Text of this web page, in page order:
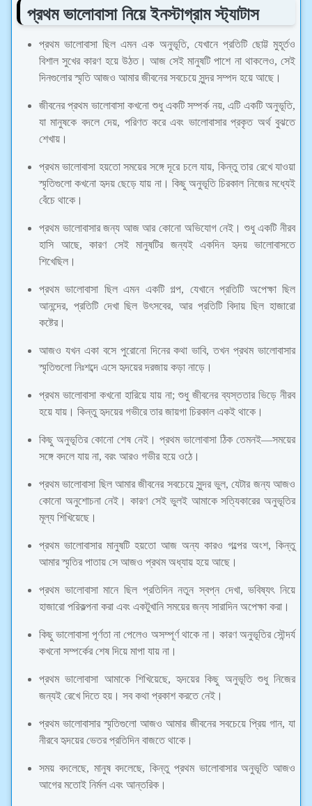
প্রথম ভালোবাসা নিয়ে ইনস্টাগ্রাম স্ট্যাটাস
প্রথম ভালোবাসা ছিল এমন এক অনুভূতি, যেখানে প্রতিটি ছোট্ট মুহূর্তও
বিশাল সুখের কারণ হয়ে উঠত। আজ সেই মানুষটি পাশে না থাকলেও, সেই
দিনগুলোর স্মৃতি আজও আমার জীবনের সবচেয়ে সুন্দর সম্পদ হয়ে আছে।
জীবনের প্রথম ভালোবাসা কখনো শুধু একটি সম্পর্ক নয়, এটি একটি অনুভূতি,
যা মানুষকে বদলে দেয়, পরিণত করে এবং ভালোবাসার প্রকৃত অর্থ বুঝতে
শেখায়।
প্রথম ভালোবাসা হয়তো সময়ের সঙ্গে দূরে চলে যায়, কিন্তু তার রেখে যাওয়া
স্মৃতিগুলো কখনো হৃদয় ছেড়ে যায় না। কিছু অনুভূতি চিরকাল নিজের মধ্যেই
বেঁচে থাকে।
প্রথম ভালোবাসার জন্য আজ আর কোনো অভিযোগ নেই। শুধু একটি নীরব
হাসি আছে, কারণ সেই মানুষটির জন্যই একদিন হৃদয় ভালোবাসতে
শিখেছিল।
প্রথম ভালোবাসা ছিল এমন একটি গল্প, যেখানে প্রতিটি অপেক্ষা ছিল
আনন্দের, প্রতিটি দেখা ছিল উৎসবের, আর প্রতিটি বিদায় ছিল হাজারো
কষ্টের।
আজও যখন একা বসে পুরোনো দিনের কথা ভাবি, তখন প্রথম ভালোবাসার
স্মৃতিগুলো নিঃশব্দে এসে হৃদয়ের দরজায় কড়া নাড়ে।
প্রথম ভালোবাসা কখনো হারিয়ে যায় না; শুধু জীবনের ব্যস্ততার ভিড়ে নীরব
হয়ে যায়। কিন্তু হৃদয়ের গভীরে তার জায়গা চিরকাল একই থাকে।
কিছু অনুভূতির কোনো শেষ নেই। প্রথম ভালোবাসা ঠিক তেমনই—সময়ের
সঙ্গে বদলে যায় না, বরং আরও গভীর হয়ে ওঠে।
প্রথম ভালোবাসা ছিল আমার জীবনের সবচেয়ে সুন্দর ভুল, যেটার জন্য আজও
কোনো অনুশোচনা নেই। কারণ সেই ভুলই আমাকে সত্যিকারের অনুভূতির
মূল্য শিখিয়েছে।
প্রথম ভালোবাসার মানুষটি হয়তো আজ অন্য কারও গল্পের অংশ, কিন্তু
আমার স্মৃতির পাতায় সে আজও প্রথম অধ্যায় হয়ে আছে।
প্রথম ভালোবাসা মানে ছিল প্রতিদিন নতুন স্বপ্ন দেখা, ভবিষ্যৎ নিয়ে
হাজারো পরিকল্পনা করা এবং একটুখানি সময়ের জন্য সারাদিন অপেক্ষা করা।
কিছু ভালোবাসা পূর্ণতা না পেলেও অসম্পূর্ণ থাকে না। কারণ অনুভূতির সৌন্দর্য
কখনো সম্পর্কের শেষ দিয়ে মাপা যায় না।
প্রথম ভালোবাসা আমাকে শিখিয়েছে, হৃদয়ের কিছু অনুভূতি শুধু নিজের
জন্যই রেখে দিতে হয়। সব কথা প্রকাশ করতে নেই।
প্রথম ভালোবাসার স্মৃতিগুলো আজও আমার জীবনের সবচেয়ে প্রিয় গান, যা
নীরবে হৃদয়ের ভেতর প্রতিদিন বাজতে থাকে।
সময় বদলেছে, মানুষ বদলেছে, কিন্তু প্রথম ভালোবাসার অনুভূতি আজও
আগের মতোই নির্মল এবং আন্তরিক।